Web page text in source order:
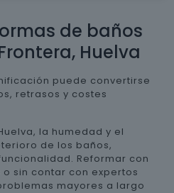
de baños
Huelva
puede convertirse
retrasos y costes
la humedad y el
de los baños,
Reformar con
sin contar con expertos
mayores a largo